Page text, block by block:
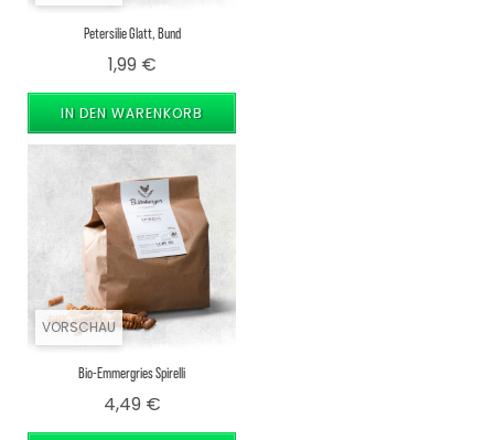
Petersilie Glatt, Bund
1,99 €Preis
IN DEN WARENKORB
VORSCHAU
Bio-Emmergries Spirelli
4,49 €Preis